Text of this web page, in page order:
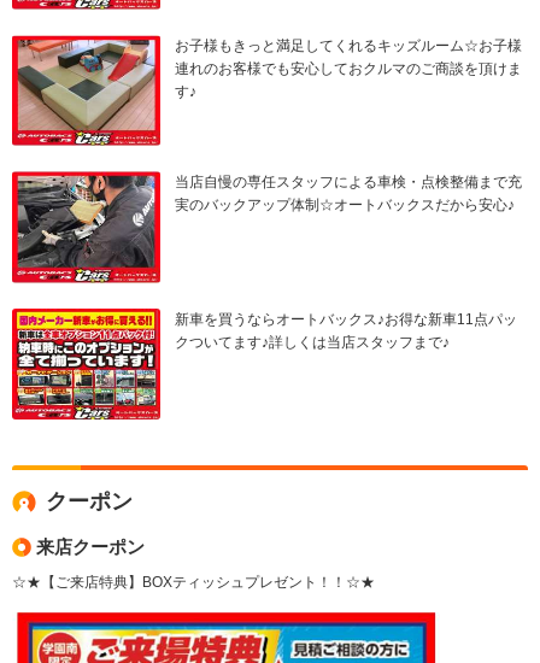
お子様もきっと満足してくれるキッズルーム☆お子様
連れのお客様でも安心しておクルマのご商談を頂けま
す♪
当店自慢の専任スタッフによる車検・点検整備まで充
実のバックアップ体制☆オートバックスだから安心♪
新車を買うならオートバックス♪お得な新車11点パッ
クついてます♪詳しくは当店スタッフまで♪
クーポン
来店クーポン
☆★【ご来店特典】BOXティッシュプレゼント！！☆★